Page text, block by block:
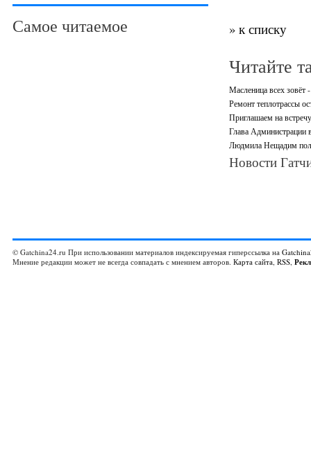
Самое читаемое » к списку
Читайте
Масленица всех зовёт
Ремонт теплотрассы
Приглашаем на
Глава Администрации
Людмила Нещадим
Новости
© Gatchina24.ru При использовании материалов индексируемая гиперссылка на
Мнение редакции может не всегда совпадать с мнением авторов. Карта сайта, RSS,